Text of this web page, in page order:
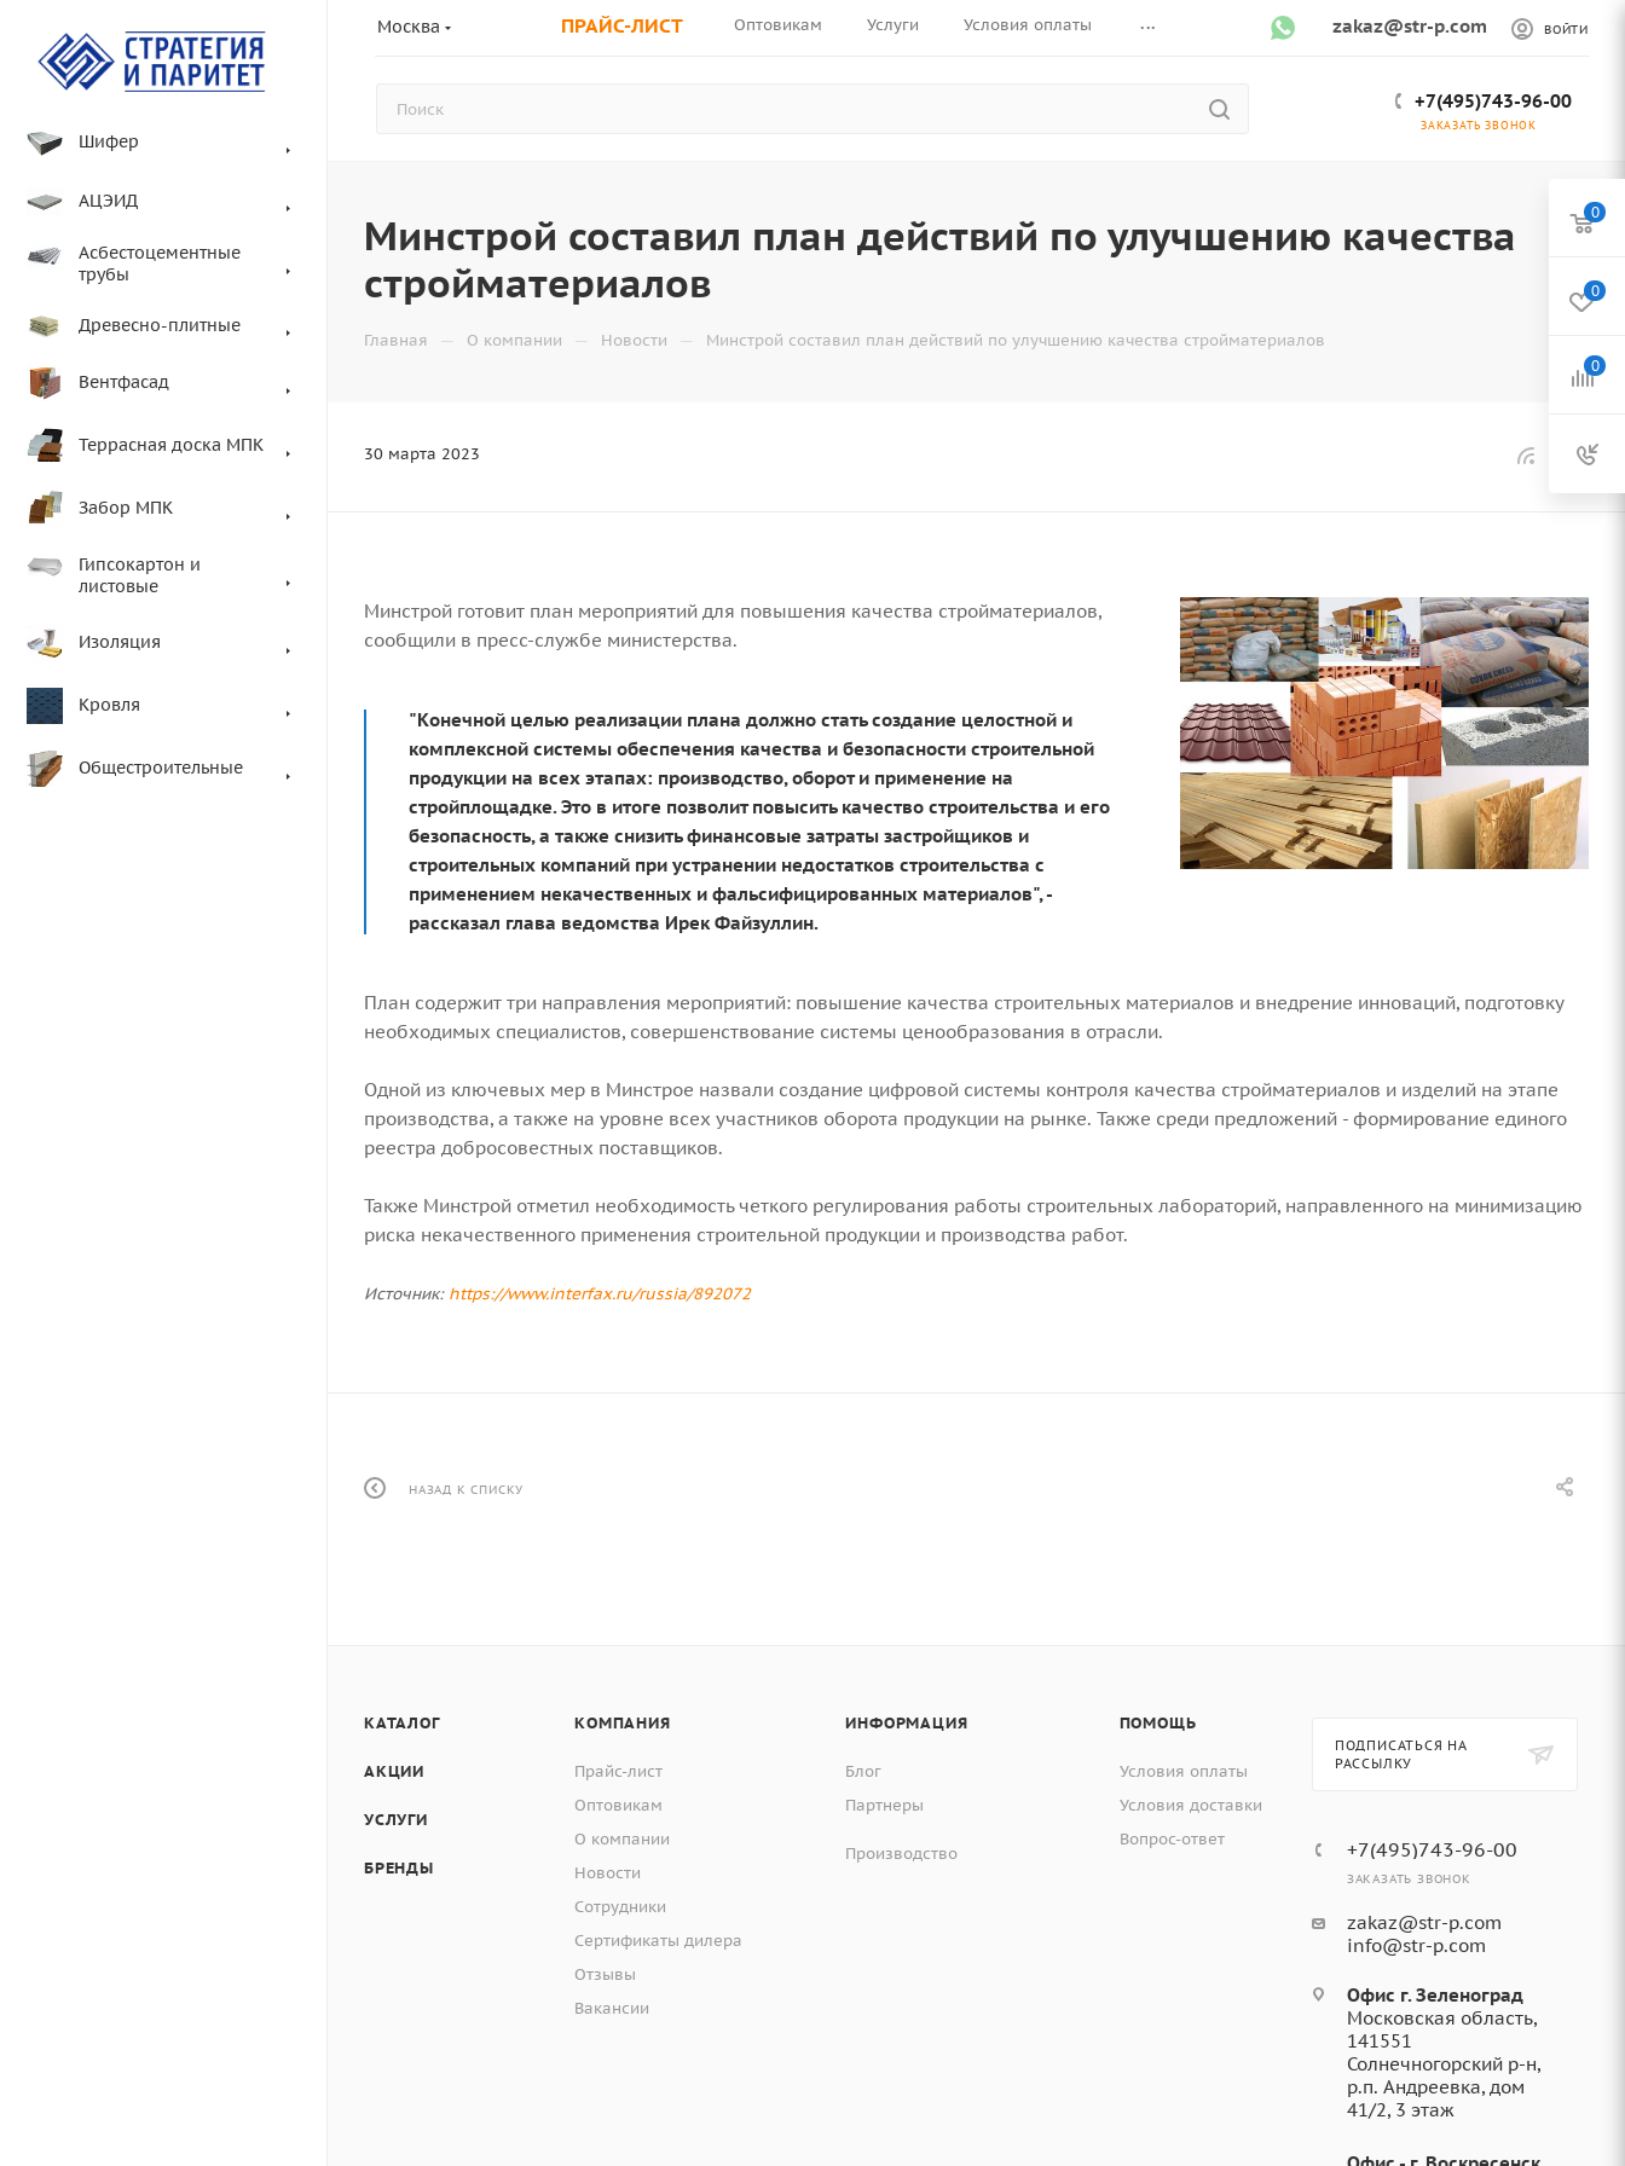
Москва ПРАЙС-ЛИСТ Оптовикам Услуги Условия оплаты ... zakaz@str-p.com ВОЙТИ
+7(495)743-96-00
ЗАКАЗАТЬ ЗВОНОК
Шифер
АЦЭИД
Асбестоцементные
трубы
Древесно-плитные
Вентфасад
Террасная доска МПК
Забор МПК
Гипсокартон и
листовые
Изоляция
Кровля
Общестроительные
Минстрой составил план действий по улучшению качества
стройматериалов
Главная — О компании — Новости — Минстрой составил план действий по улучшению качества стройматериалов
30 марта 2023
Минстрой готовит план мероприятий для повышения качества стройматериалов,
сообщили в пресс-службе министерства.
"Конечной целью реализации плана должно стать создание целостной и
комплексной системы обеспечения качества и безопасности строительной
продукции на всех этапах: производство, оборот и применение на
стройплощадке. Это в итоге позволит повысить качество строительства и его
безопасность, а также снизить финансовые затраты застройщиков и
строительных компаний при устранении недостатков строительства с
применением некачественных и фальсифицированных материалов", -
рассказал глава ведомства Ирек Файзуллин.
План содержит три направления мероприятий: повышение качества строительных материалов и внедрение инноваций, подготовку
необходимых специалистов, совершенствование системы ценообразования в отрасли.
Одной из ключевых мер в Минстрое назвали создание цифровой системы контроля качества стройматериалов и изделий на этапе
производства, а также на уровне всех участников оборота продукции на рынке. Также среди предложений - формирование единого
реестра добросовестных поставщиков.
Также Минстрой отметил необходимость четкого регулирования работы строительных лабораторий, направленного на минимизацию
риска некачественного применения строительной продукции и производства работ.
Источник: https://www.interfax.ru/russia/892072
НАЗАД К СПИСКУ
КАТАЛОГ
АКЦИИ
УСЛУГИ
БРЕНДЫ
КОМПАНИЯ
Прайс-лист
Оптовикам
О компании
Новости
Сотрудники
Сертификаты дилера
Отзывы
Вакансии
ИНФОРМАЦИЯ
Блог
Партнеры
Производство
ПОМОЩЬ
Условия оплаты
Условия доставки
Вопрос-ответ
ПОДПИСАТЬСЯ НА
РАССЫЛКУ
+7(495)743-96-00
ЗАКАЗАТЬ ЗВОНОК
zakaz@str-p.com
info@str-p.com
Офис г. Зеленоград
Московская область,
141551
Солнечногорский р-н,
р.п. Андреевка, дом
41/2, 3 этаж
0
0
0